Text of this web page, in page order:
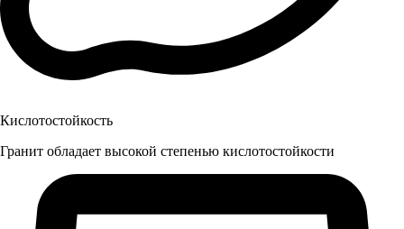
Кислотостойкость
Гранит обладает высокой степенью кислотостойкости